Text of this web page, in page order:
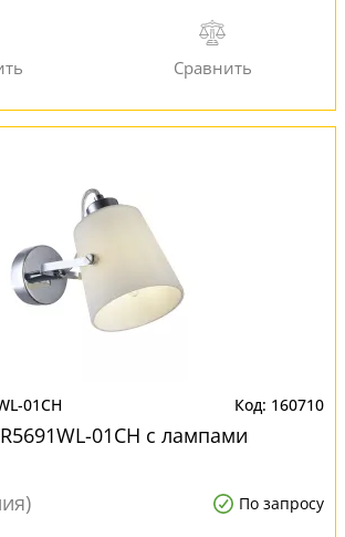
01CH 160710
01CH с лампами
По запросу